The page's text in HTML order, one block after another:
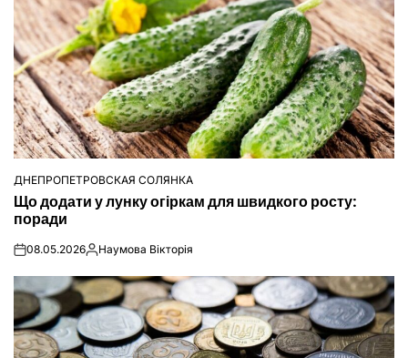
ОПУБЛІКУВАТИ
У
ДНЕПРОПЕТРОВСКАЯ СОЛЯНКА
Що додати у лунку огіркам для швидкого росту:
поради
on08.05.2026Опубліковано
Наумова Вікторія